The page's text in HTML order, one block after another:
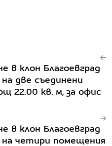
в клон Благоевград
две съединени
22.00 кв. м, за офис
в клон Благоевград
четири помещения